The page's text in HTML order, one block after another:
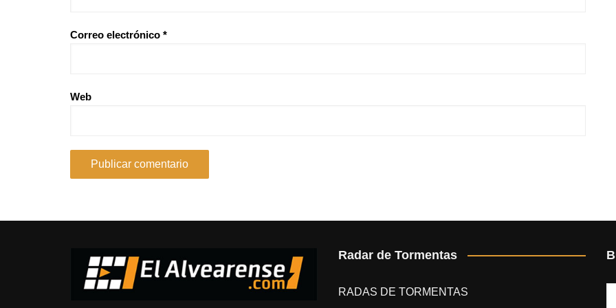
Correo electrónico *
Web
Radar de Tormentas
RADAS DE TORMENTAS